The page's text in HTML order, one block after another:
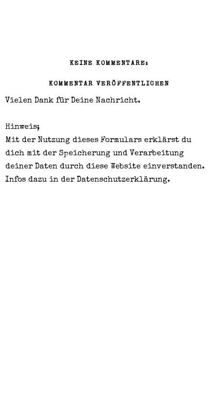
KEINE KOMMENTARE:
KOMMENTAR VERÖFFENTLICHEN
Vielen Dank für Deine Nachricht.
Hinweis;
Mit der Nutzung dieses Formulars erklärst du
dich mit der Speicherung und Verarbeitung
deiner Daten durch diese Website einverstanden.
Infos dazu in derDatenschutzerklärung.